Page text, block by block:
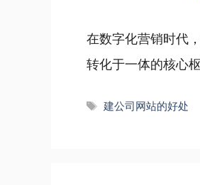
在数字化营销时代
转化于一体的核心
标
建公司网站的好处